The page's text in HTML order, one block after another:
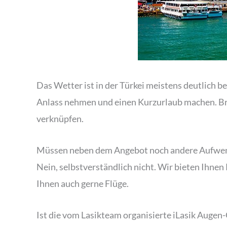
Das Wetter ist in der Türkei meistens deutlich
Anlass nehmen und einen Kurzurlaub machen.
verknüpfen.
Müssen neben dem Angebot noch andere
Nein, selbstverständlich nicht. Wir bieten Ihnen
Ihnen auch gerne Flüge.
Ist die vom Lasikteam organisierte iLasik